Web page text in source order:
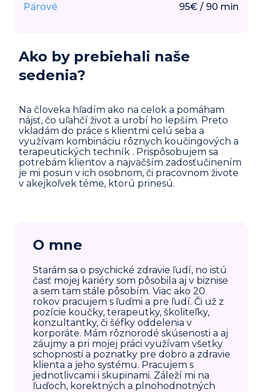
Párové 95€ / 90 min
Ako by prebiehali naše
sedenia?
Na človeka hľadím ako na celok a pomáham
nájsť, čo uľahčí život a urobí ho lepším. Preto
vkladám do práce s klientmi celú seba a
využívam kombináciu rôznych koučingových a
terapeutických techník . Prispôsobujem sa
potrebám klientov a najväčším zadosťučinením
je mi posun v ich osobnom, či pracovnom živote
v akejkoľvek téme, ktorú prinesú.
O mne
Starám sa o psychické zdravie ľudí, no istú
časť mojej kariéry som pôsobila aj v biznise
a sem tam stále pôsobím. Viac ako 20
rokov pracujem s ľuďmi a pre ľudí. Či už z
pozície koučky, terapeutky, školiteľky,
konzultantky, či šéfky oddelenia v
korporáte. Mám rôznorodé skúsenosti a aj
záujmy a pri mojej práci využívam všetky
schopnosti a poznatky pre dobro a zdravie
klienta a jeho systému. Pracujem s
jednotlivcami i skupinami. Záleží mi na
ľuďoch, korektných a plnohodnotných